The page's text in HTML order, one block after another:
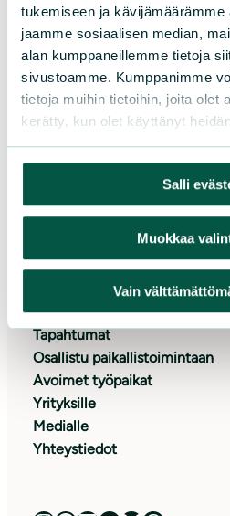
tukemiseen ja
jaamme sosiaalisen median,
alan kumppaneillemme tietoja
sivustoamme. Kumppanimme
tietoja muihin tietoihin, joita olet
kerätty, kun olet käyttänyt
Salli
Muokkaa
Vain
Lahjoita
Tue yrityksenä
Liity jäseneksi
Tukijapalvelu
Keräyslupa
Pankkiohjeet
Oikopolut
Ajankohtaista
Tapahtumat
Osallistu paikallistoimintaan
Avoimet työpaikat
Yrityksille
Medialle
Yhteystiedot